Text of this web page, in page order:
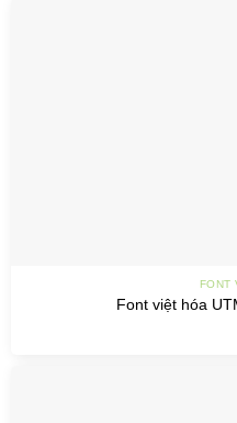
FONT
Font việt hóa